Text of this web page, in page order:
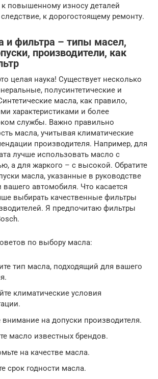
повышенному износу деталей
следствие, к дорогостоящему ремонту.
и фильтра – типы масел,
производители, как
целая наука! Существует несколько
полусинтетические и
масла, как правило,
характеристиками и более
службы. Важно правильно
масла, учитывая климатические
производителя. Например, для
лучше использовать масло с
а для жаркого – с высокой. Обратите
масла, указанные в руководстве
вашего автомобиля. Что касается
выбирать качественные фильтры
Я предпочитаю фильтры
по выбору масла:
тип масла, подходящий для вашего
климатические условия
внимание на допуски производителя.
масло известных брендов.
на качестве масла.
срок годности масла.